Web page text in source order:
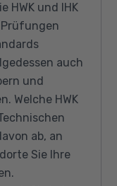
HWK und IHK
auch
und
Welche HWK
ab, an
Sie Ihre